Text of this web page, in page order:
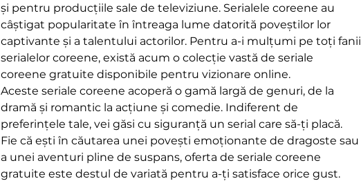
și pentru producțiile sale de televiziune. Serialele coreene au
câștigat popularitate în întreaga lume datorită poveștilor lor
captivante și a talentului actorilor. Pentru a-i mulțumi pe toți fanii
serialelor coreene, există acum o colecție vastă de seriale
coreene gratuite disponibile pentru vizionare online.
Aceste seriale coreene acoperă o gamă largă de genuri, de la
dramă și romantic la acțiune și comedie. Indiferent de
preferințele tale, vei găsi cu siguranță un serial care să-ți placă.
Fie că ești în căutarea unei povești emoționante de dragoste sau
a unei aventuri pline de suspans, oferta de seriale coreene
gratuite este destul de variată pentru a-ți satisface orice gust.